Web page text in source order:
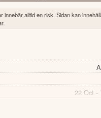
innebär alltid en risk. Sidan kan
22 Oct -